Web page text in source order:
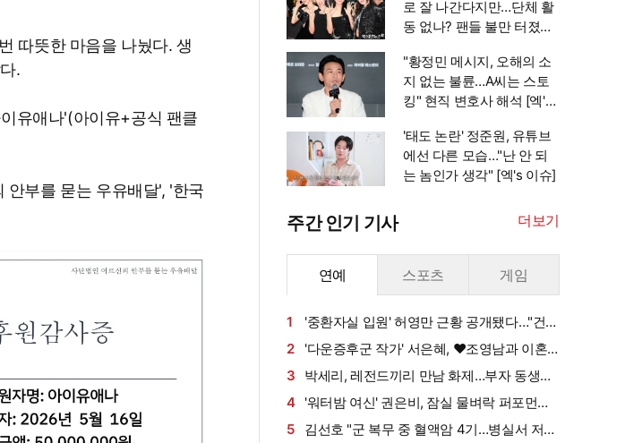
따뜻한 마음을 나눴다. 생
.
유애나'(아이유+공식 팬클
안부를 묻는 우유배달', '한국
로 잘 나간다지만…단체 활
동 없나? 팬들 불만 터졌다
"황정민 메시지, 오해의 소
지 없는 불륜…A씨는 스토
킹" 현직 변호사 해석 [엑's
'태도 논란' 정준원, 유튜브
에선 다른 모습…"난 안 되
는 놈인가 생각" [엑's 이슈]
주간 인기 기사 더보기
연예 스포츠 게임
1
'중환자실 입원' 허영만 근황 공개됐다…"건강
회복 위해 노력 중" [엑's 이슈]
2
'다운증후군 작가' 서은혜, ♥조영남과 이혼
설 확산에 결국 입 열었다
3
박세리, 레전드끼리 만남 화제…부자 동생에
게 밥 샀다가 '반전'
4
'워터밤 여신' 권은비, 잠실 물벼락 퍼포먼스
'후끈'…두산 승리요정 등극
5
김선호 "군 복무 중 혈액암 4기…병실서 저만